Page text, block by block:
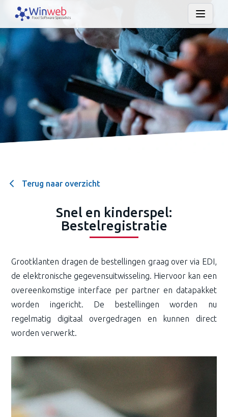
Terug naar overzicht
Snel en kinderspel:
Bestelregistratie
Grootklanten dragen de bestellingen graag over via EDI,
de elektronische gegevensuitwisseling. Hiervoor kan een
overeenkomstige interface per partner en datapakket
worden ingericht. De bestellingen worden nu
regelmatig digitaal overgedragen en kunnen direct
worden verwerkt.